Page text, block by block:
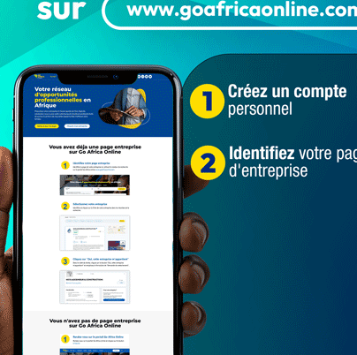
Voici l'ossature politiques de tous les
Ministres dont l'un issu de la Gauche Un peu
plus de deux (2) semaines…
Niger : Tiani procède à un
remaniement technique de son
gouvernement